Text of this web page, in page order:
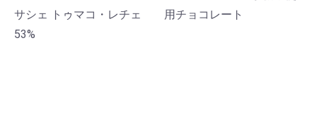
サシェ トゥマコ・レチェ
53%
用チョコレート